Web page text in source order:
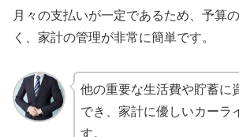
月々の支払いが一定であるため、予算
く、家計の管理が非常に簡単です。
他の重要な生活費や貯蓄に
でき、家計に優しいカーラ
す。